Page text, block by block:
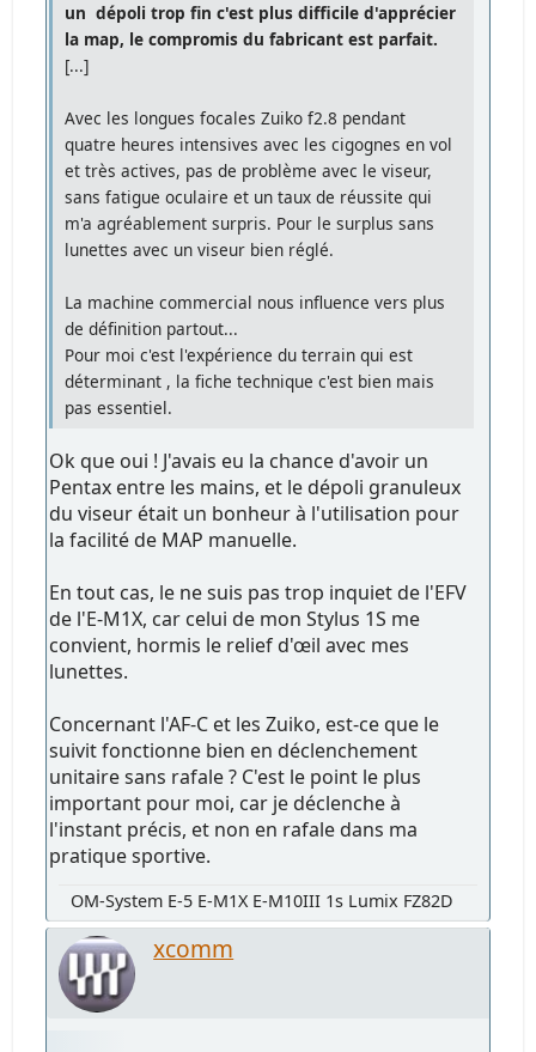
un dépoli trop fin c'est plus difficile d'apprécier
la map, le compromis du fabricant est parfait.
[...]
Avec les longues focales Zuiko f2.8 pendant
quatre heures intensives avec les cigognes en vol
et très actives, pas de problème avec le viseur,
sans fatigue oculaire et un taux de réussite qui
m'a agréablement surpris. Pour le surplus sans
lunettes avec un viseur bien réglé.
La machine commercial nous influence vers plus
de définition partout...
Pour moi c'est l'expérience du terrain qui est
déterminant , la fiche technique c'est bien mais
pas essentiel.
Ok que oui ! J'avais eu la chance d'avoir un
Pentax entre les mains, et le dépoli granuleux
du viseur était un bonheur à l'utilisation pour
la facilité de MAP manuelle.
En tout cas, le ne suis pas trop inquiet de l'EFV
de l'E-M1X, car celui de mon Stylus 1S me
convient, hormis le relief d'œil avec mes
lunettes.
Concernant l'AF-C et les Zuiko, est-ce que le
suivit fonctionne bien en déclenchement
unitaire sans rafale ? C'est le point le plus
important pour moi, car je déclenche à
l'instant précis, et non en rafale dans ma
pratique sportive.
OM-System E-5 E-M1X E-M10III 1s Lumix FZ82D
xcomm